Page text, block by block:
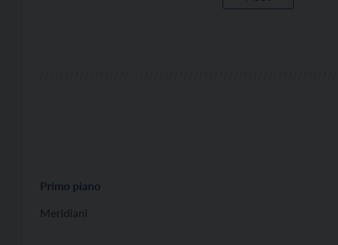
Primo piano
Meridiani